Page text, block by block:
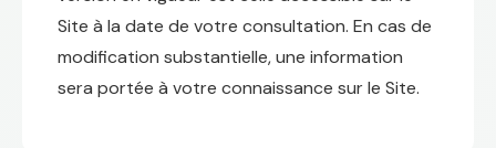
Site à la date de votre consultation. En cas de
modification substantielle, une information
sera portée à votre connaissance sur le Site.